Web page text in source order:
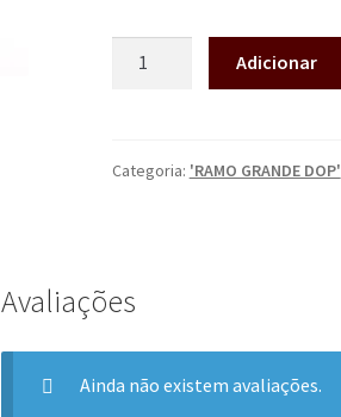
Adicionar
Categoria: 'RAMO GRANDE DOP'
Avaliações
Ainda não existem avaliações.